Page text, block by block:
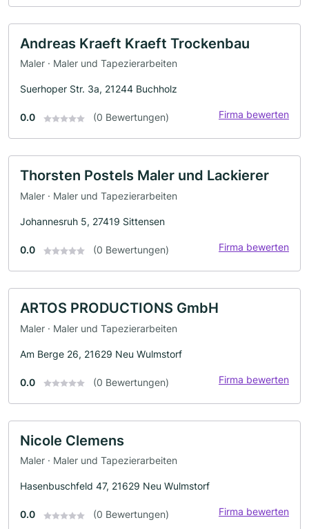
Andreas Kraeft Kraeft Trockenbau
Maler · Maler und Tapezierarbeiten
Suerhoper Str. 3a, 21244 Buchholz
0.0 (0 Bewertungen) Firma bewerten
Thorsten Postels Maler und Lackierer
Maler · Maler und Tapezierarbeiten
Johannesruh 5, 27419 Sittensen
0.0 (0 Bewertungen) Firma bewerten
ARTOS PRODUCTIONS GmbH
Maler · Maler und Tapezierarbeiten
Am Berge 26, 21629 Neu Wulmstorf
0.0 (0 Bewertungen) Firma bewerten
Nicole Clemens
Maler · Maler und Tapezierarbeiten
Hasenbuschfeld 47, 21629 Neu Wulmstorf
0.0 (0 Bewertungen) Firma bewerten